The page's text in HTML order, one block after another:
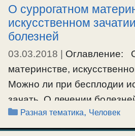
свое бытие со смертью
свойствами обладает душа
ли она свой разум,
Ещё…
#душа,#животные,#человек
О суррогатном
искусственном
болезней
03.03.2018
Оглавление:
материнстве,
Можно ли при бесплодии
зачать. О лечении
материнстве,
Аноним: Что скажете о
Рубрики
Разная тематика, Человек